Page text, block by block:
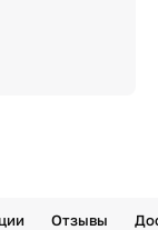
Отзывы